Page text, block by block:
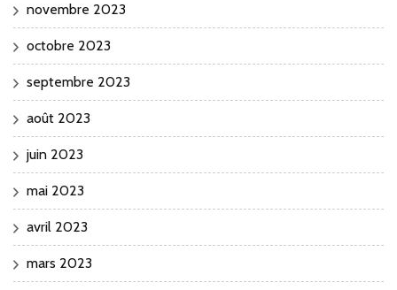
novembre 2023
octobre 2023
septembre 2023
août 2023
juin 2023
mai 2023
avril 2023
mars 2023